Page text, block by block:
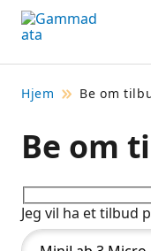
Hopp
til
Hjem Be om
Be om
Jeg vil ha et tilbud